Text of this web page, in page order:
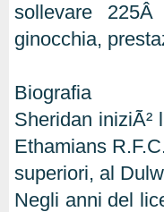
sollevare
ginocchia,
Biografia
Sheridan
Ethamians
superiori, al
Negli anni del